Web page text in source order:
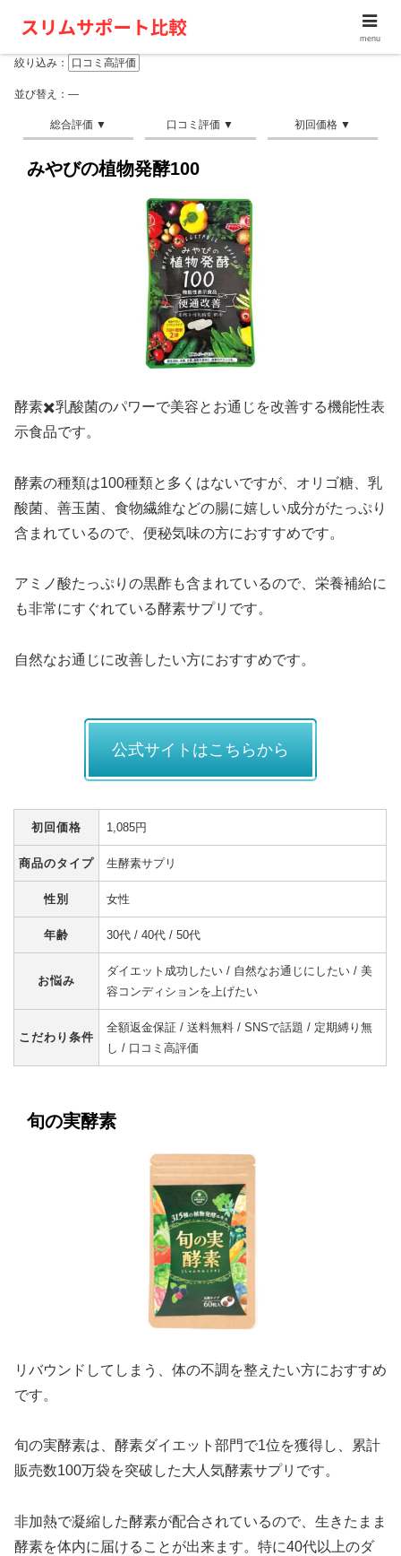
絞り込み： 口コミ高評価
並び替え：―
みやびの植物発酵100
酵素✖️乳酸菌のパワーで美容とお通じを改善する機能性表
示食品です。
酵素の種類は100種類と多くはないですが、オリゴ糖、乳
酸菌、善玉菌、食物繊維などの腸に嬉しい成分がたっぷり
含まれているので、便秘気味の方におすすめです。
アミノ酸たっぷりの黒酢も含まれているので、栄養補給に
も非常にすぐれている酵素サプリです。
自然なお通じに改善したい方におすすめです。
公式サイトはこちらから
初回価格 1,085円
商品のタイプ 生酵素サプリ
性別 女性
年齢 30代 / 40代 / 50代
お悩み
ダイエット成功したい / 自然なお通じにしたい / 美
容コンディションを上げたい
こだわり条件
全額返金保証 / 送料無料 / SNSで話題 / 定期縛り無
し / 口コミ高評価
旬の実酵素
リバウンドしてしまう、体の不調を整えたい方におすすめ
です。
旬の実酵素は、酵素ダイエット部門で1位を獲得し、累計
販売数100万袋を突破した大人気酵素サプリです。
非加熱で凝縮した酵素が配合されているので、生きたまま
酵素を体内に届けることが出来ます。特に40代以上のダ
menu